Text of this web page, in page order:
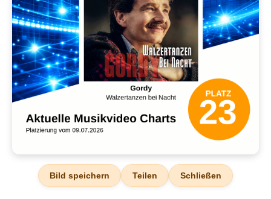
Bild speichern Teilen Schließen